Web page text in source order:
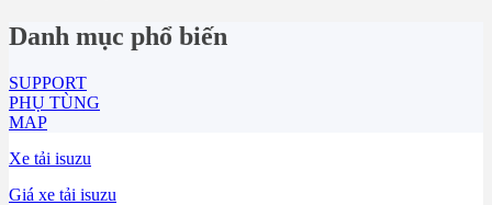
Danh mục phổ biến
SUPPORT
PHỤ TÙNG
MAP
Xe tải isuzu
Giá xe tải isuzu